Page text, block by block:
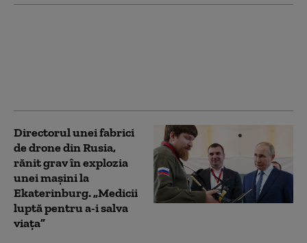
Directorul unei fabrici
de drone din Rusia,
rănit grav în explozia
unei maşini la
Ekaterinburg. „Medicii
luptă pentru a-i salva
viaţa”